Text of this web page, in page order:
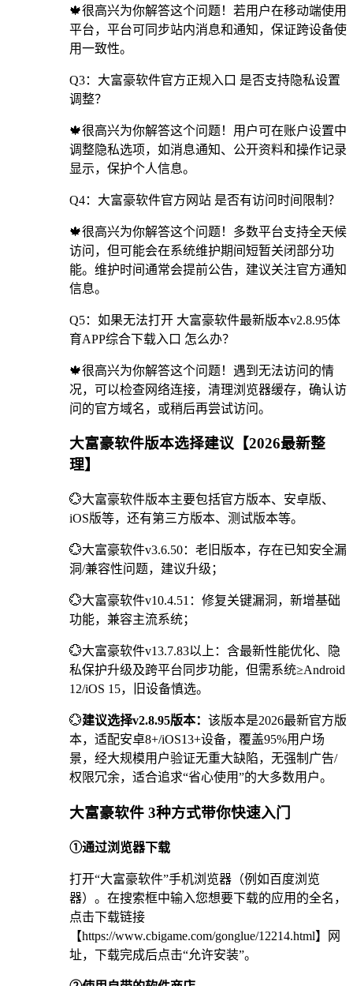
🍁很高兴为你解答这个问题！若用户在移动端使用
平台，平台可同步站内消息和通知，保证跨设备使
用一致性。
Q3：大富豪软件官方正规入口 是否支持隐私设置
调整？
🍁很高兴为你解答这个问题！用户可在账户设置中
调整隐私选项，如消息通知、公开资料和操作记录
显示，保护个人信息。
Q4：大富豪软件官方网站 是否有访问时间限制？
🍁很高兴为你解答这个问题！多数平台支持全天候
访问，但可能会在系统维护期间短暂关闭部分功
能。维护时间通常会提前公告，建议关注官方通知
信息。
Q5：如果无法打开 大富豪软件最新版本v2.8.95体
育APP综合下载入口 怎么办？
🍁很高兴为你解答这个问题！遇到无法访问的情
况，可以检查网络连接，清理浏览器缓存，确认访
问的官方域名，或稍后再尝试访问。
大富豪软件版本选择建议【2026最新整
理】
💮大富豪软件版本主要包括官方版本、安卓版、
iOS版等，还有第三方版本、测试版本等。
💮大富豪软件v3.6.50：老旧版本，存在已知安全漏
洞/兼容性问题，建议升级；
💮大富豪软件v10.4.51：修复关键漏洞，新增基础
功能，兼容主流系统；
💮大富豪软件v13.7.83以上：含最新性能优化、隐
私保护升级及跨平台同步功能，但需系统≥Android
12/iOS 15，旧设备慎选。
💮建议选择v2.8.95版本： 该版本是2026最新官方版
本，适配安卓8+/iOS13+设备，覆盖95%用户场
景，经大规模用户验证无重大缺陷，无强制广告/
权限冗余，适合追求“省心使用”的大多数用户。
大富豪软件 3种方式带你快速入门
①通过浏览器下载
打开“大富豪软件”手机浏览器（例如百度浏览
器）。在搜索框中输入您想要下载的应用的全名，
点击下载链接
【https://www.cbigame.com/gonglue/12214.html】网
址，下载完成后点击“允许安装”。